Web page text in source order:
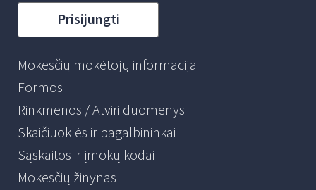
Prisijungti
Mokesčių mokėtojų informacija
Formos
Rinkmenos / Atviri duomenys
Skaičiuoklės ir pagalbininkai
Sąskaitos ir įmokų kodai
Mokesčių žinynas